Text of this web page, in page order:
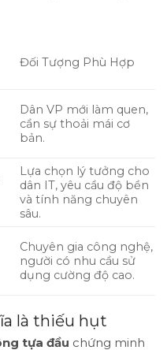
Đối Tượng Phù Hợp
Dân VP mới làm quen,
cần sự thoải mái cơ
bản.
Lựa chọn lý tưởng cho
dân IT, yêu cầu độ bền
và tính năng chuyên
sâu.
Chuyên gia công nghệ,
người có nhu cầu sử
dụng cường độ cao.
là thiếu hụt
tựa đầu chứng minh